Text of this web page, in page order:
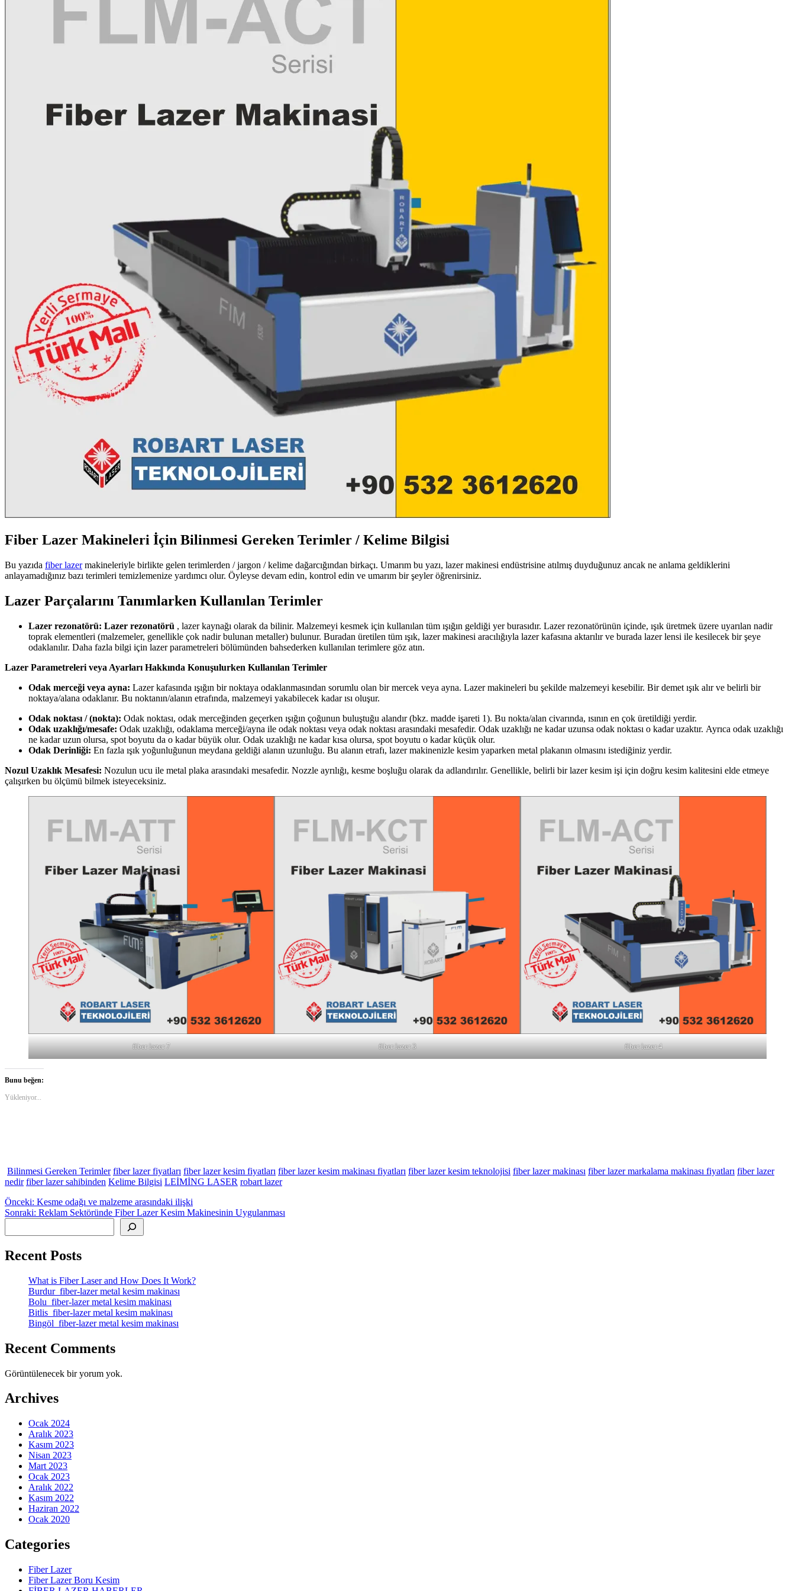
Fiber Lazer Makineleri İçin Bilinmesi Gereken Terimler / Kelime Bilgisi
Bu yazıda fiber lazermakineleriyle birlikte gelen terimlerden / jargon / kelime dağarcığından birkaçı. Umarım bu yazı, lazer makinesi endüstrisine atılmış duyduğunuz ancak ne anlama geldiklerini
anlayamadığınız bazı terimleri temizlemenize yardımcı olur. Öyleyse devam edin, kontrol edin ve umarım bir şeyler öğrenirsiniz.
Lazer Parçalarını Tanımlarken Kullanılan Terimler
Lazer rezonatörü: Lazer rezonatörü , lazer kaynağı olarak da bilinir. Malzemeyi kesmek için kullanılan tüm ışığın geldiği yer burasıdır. Lazer rezonatörünün içinde, ışık üretmek üzere uyarılan nadir
toprak elementleri (malzemeler, genellikle çok nadir bulunan metaller) bulunur. Buradan üretilen tüm ışık, lazer makinesi aracılığıyla lazer kafasına aktarılır ve burada lazer lensi ile kesilecek bir şeye
odaklanılır. Daha fazla bilgi için lazer parametreleri bölümünden bahsederken kullanılan terimlere göz atın.
Lazer Parametreleri veya Ayarları Hakkında Konuşulurken Kullanılan Terimler
Odak merceği veya ayna: Lazer kafasında ışığın bir noktaya odaklanmasından sorumlu olan bir mercek veya ayna. Lazer makineleri bu şekilde malzemeyi kesebilir. Bir demet ışık alır ve belirli bir
noktaya/alana odaklanır. Bu noktanın/alanın etrafında, malzemeyi yakabilecek kadar ısı oluşur.
Odak noktası / (nokta): Odak noktası, odak merceğinden geçerken ışığın çoğunun buluştuğu alandır (bkz. madde işareti 1). Bu nokta/alan civarında, ısının en çok üretildiği yerdir.
Odak uzaklığı/mesafe: Odak uzaklığı, odaklama merceği/ayna ile odak noktası veya odak noktası arasındaki mesafedir. Odak uzaklığı ne kadar uzunsa odak noktası o kadar uzaktır. Ayrıca odak uzaklığı
ne kadar uzun olursa, spot boyutu da o kadar büyük olur. Odak uzaklığı ne kadar kısa olursa, spot boyutu o kadar küçük olur.
Odak Derinliği: En fazla ışık yoğunluğunun meydana geldiği alanın uzunluğu. Bu alanın etrafı, lazer makinenizle kesim yaparken metal plakanın olmasını istediğiniz yerdir.
Nozul Uzaklık Mesafesi: Nozulun ucu ile metal plaka arasındaki mesafedir. Nozzle ayrılığı, kesme boşluğu olarak da adlandırılır. Genellikle, belirli bir lazer kesim işi için doğru kesim kalitesini elde etmeye
çalışırken bu ölçümü bilmek isteyeceksiniz.
fiber lazer 7 fiber lazer 3 fiber lazer 4
Bunu beğen:
Yükleniyor...
Bilinmesi Gereken Terimler fiber lazer fiyatları fiber lazer kesim fiyatları fiber lazer kesim makinası fiyatları fiber lazer kesim teknolojisi fiber lazer makinası fiber lazer markalama makinası fiyatları fiber lazer
nedir fiber lazer sahibinden Kelime Bilgisi LEİMİNG LASER robart lazer
Yazı
gezinmesi
Önceki: Önceki
yazı:
Kesme odağı ve malzeme arasındaki ilişki
Sonraki: Sonraki
Reklam Sektöründe Fiber Lazer Kesim Makinesinin Uygulanması
Recent Posts
What is Fiber Laser and How Does It Work?
Burdur fiber-lazer metal kesim makinası
Bolu fiber-lazer metal kesim makinası
Bitlis fiber-lazer metal kesim makinası
Bingöl fiber-lazer metal kesim makinası
Recent Comments
Görüntülenecek bir yorum yok.
Archives
Ocak 2024
Aralık 2023
Kasım 2023
Nisan 2023
Mart 2023
Ocak 2023
Aralık 2022
Kasım 2022
Haziran 2022
Ocak 2020
Categories
Fiber Lazer
Fiber Lazer Boru Kesim